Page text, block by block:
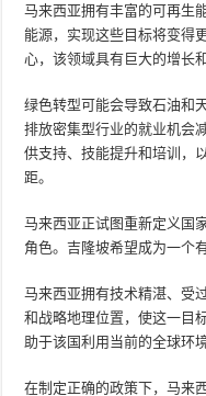
马来西亚拥有丰富的可再生
能源，实现这些目标将变得
心，该领域具有巨大的增长
绿色转型可能会导致石油和
排放密集型行业的就业机会
供支持、技能提升和培训，
距。
马来西亚正试图重新定义国
角色。吉隆坡希望成为一个
马来西亚拥有技术精湛、受
和战略地理位置，使这一目
助于该国利用当前的全球环
在制定正确的政策下，马来